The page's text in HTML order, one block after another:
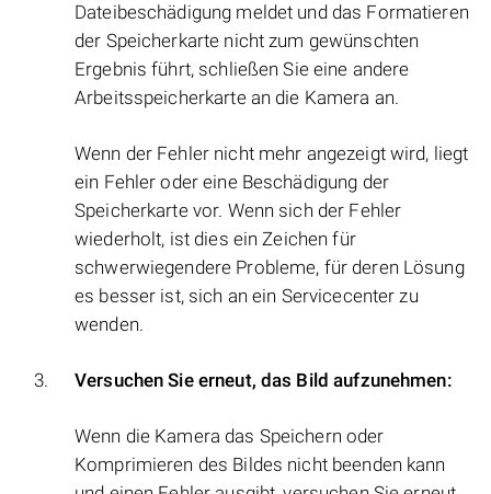
Dateibeschädigung meldet und das Formatieren
der Speicherkarte nicht zum gewünschten
Ergebnis führt, schließen Sie eine andere
Arbeitsspeicherkarte an die Kamera an.
Wenn der Fehler nicht mehr angezeigt wird, liegt
ein Fehler oder eine Beschädigung der
Speicherkarte vor. Wenn sich der Fehler
wiederholt, ist dies ein Zeichen für
schwerwiegendere Probleme, für deren Lösung
es besser ist, sich an ein Servicecenter zu
wenden.
Versuchen Sie erneut, das Bild aufzunehmen:
Wenn die Kamera das Speichern oder
Komprimieren des Bildes nicht beenden kann